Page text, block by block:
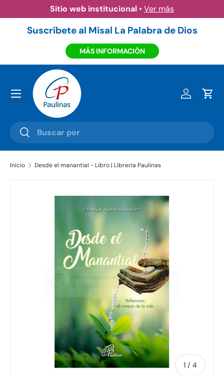
Ir al contenido
Amazon eBooks•Ver más
Suscríbete al Misal La Palabra de Dios
MÁS INFORMACIÓN
Buscar
Buscar
Iniciar
Menú
Inicio Desde el manantial - Libro | Librería Paulinas
1 / de
4